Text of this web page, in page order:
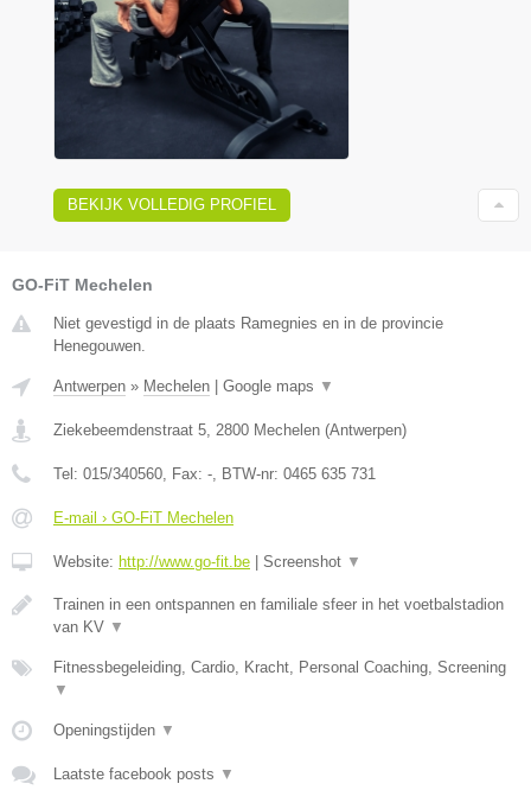
BEKIJK VOLLEDIG PROFIEL
GO-FiT Mechelen
Niet gevestigd in de plaats Ramegnies en in de provincie
Henegouwen.
Antwerpen » Mechelen | Google maps ▼
Ziekebeemdenstraat 5 2800 Mechelen (Antwerpen)
Tel: 015/340560 , Fax: - , BTW-nr: 0465 635 731
E-mail › GO-FiT Mechelen
Website: http://www.go-fit.be | Screenshot ▼
Trainen in een ontspannen en familiale sfeer in het voetbalstadion
van KV ▼
Fitnessbegeleiding, Cardio, Kracht, Personal Coaching, Screening
▼
Openingstijden ▼
Laatste facebook posts ▼